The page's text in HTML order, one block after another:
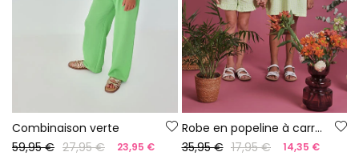
Combinaison verte
59,95 € 27,95 € 23,95 €
Robe en popeline à carreaux
35,95 € 17,95 € 14,35 €